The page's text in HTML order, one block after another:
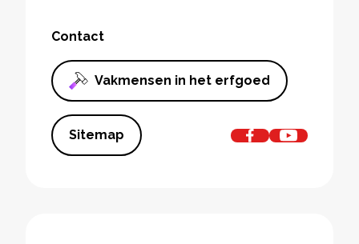
Contact
Vakmensen in het erfgoed
Sitemap